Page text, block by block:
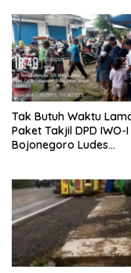
Tak Butuh Waktu
Paket Takjil DPD IWO-I
Bojonegoro Ludes